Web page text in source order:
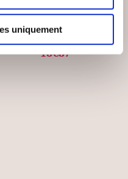
uniquement
Fantastique
18€87